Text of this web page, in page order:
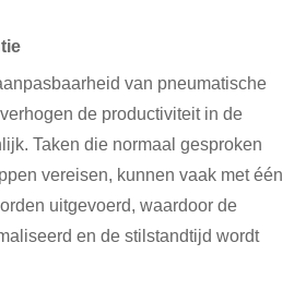
van pneumatische
de productiviteit in de
Taken die normaal gesproken
vereisen, kunnen vaak met één
uitgevoerd, waardoor de
en de stilstandtijd wordt